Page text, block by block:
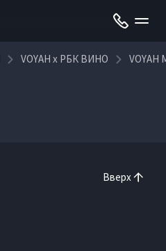
VOYAH x РБК ВИНО VOYAH
Вверх